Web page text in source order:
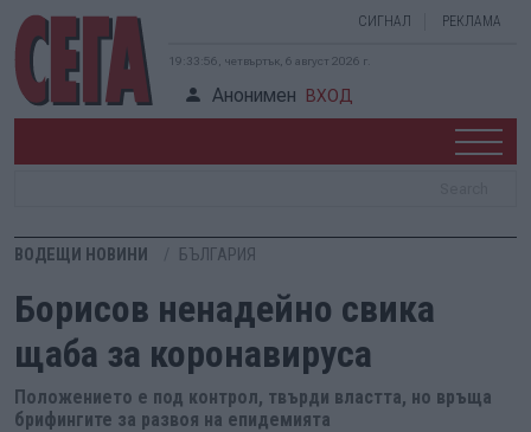
СИГНАЛ РЕКЛАМА
19:33:56, четвъртък, 6 август 2026 г.
Анонимен ВХОД
ВОДЕЩИ НОВИНИ БЪЛГАРИЯ
Борисов ненадейно свика
щаба за коронавируса
Положението е под контрол, твърди властта, но връща
брифингите за развоя на епидемията